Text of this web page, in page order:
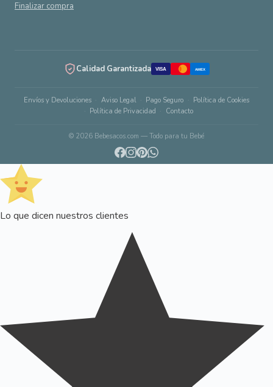
Finalizar compra
Calidad Garantizada VISA AMEX
Envíos y Devoluciones Aviso Legal Pago Seguro
Política de Cookies
Política de Privacidad
Contacto
© 2026 Bebesacos.com — Todo para tu Bebé
Lo que dicen nuestros clientes